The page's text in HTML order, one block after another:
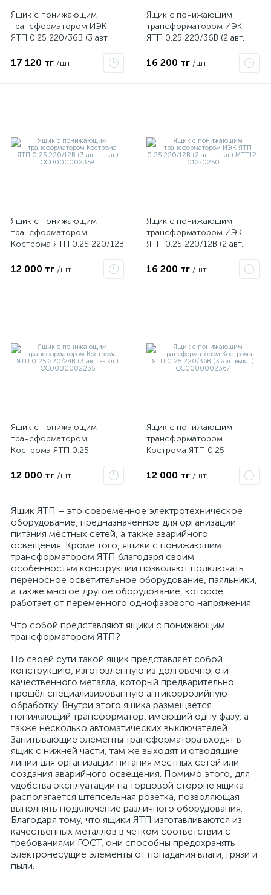
Ящик с понижающим
трансформатором ИЭК
ЯТП 0.25 220/36В (3 авт.
17 120 тг /шт
Ящик с понижающим
трансформатором ИЭК
ЯТП 0.25 220/36В (2 авт.
16 200 тг /шт
Ящик с понижающим
трансформатором
Кострома ЯТП 0.25 220/12В
ОС0000002359
12 000 тг /шт
Ящик с понижающим
трансформатором ИЭК
ЯТП 0.25 220/12В (2 авт.
16 200 тг /шт
Ящик с понижающим
трансформатором
Кострома ЯТП 0.25
ОС0000002235
12 000 тг /шт
Ящик с понижающим
трансформатором
Кострома ЯТП 0.25
ОС0000002367
12 000 тг /шт
Ящик ЯТП – это современное электротехническое
оборудование, предназначенное для организации
питания местных сетей, а также аварийного
освещения. Кроме того, ящики с понижающим
трансформатором ЯТП благодаря своим
особенностям конструкции позволяют подключать
переносное осветительное оборудование, паяльники,
а также многое другое оборудование, которое
работает от переменного однофазового напряжения.
Что собой представляют ящики с понижающим
трансформатором ЯТП?
По своей сути такой ящик представляет собой
конструкцию, изготовленную из долговечного и
качественного металла, который предварительно
прошёл специализированную антикоррозийную
обработку. Внутри этого ящика размещается
понижающий трансформатор, имеющий одну фазу, а
также несколько автоматических выключателей.
Запитывающие элементы трансформатора входят в
ящик с нижней части, там же выходят и отводящие
линии для организации питания местных сетей или
создания аварийного освещения. Помимо этого, для
удобства эксплуатации на торцовой стороне ящика
располагается штепсельная розетка, позволяющая
выполнять подключение различного оборудования.
Благодаря тому, что ящики ЯТП изготавливаются из
качественных металлов в чётком соответствии с
требованиями ГОСТ, они способны предохранять
электронесущие элементы от попадания влаги, грязи и
пыли.